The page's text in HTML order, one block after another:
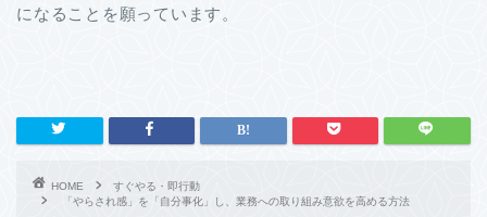
になることを願っています。
HOME
すぐやる・即行動
「やらされ感」を「自分事化」し、業務への取り組み意欲を高める方法